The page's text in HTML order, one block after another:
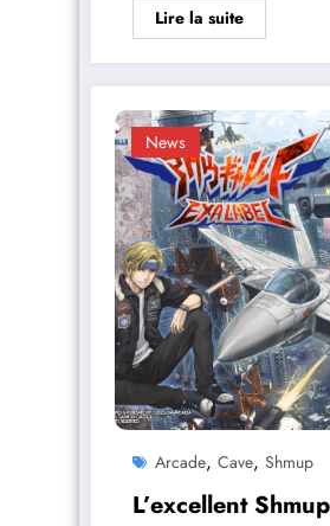
Lire la suite
News
Arcade, Cave, Shmup
L’excellent